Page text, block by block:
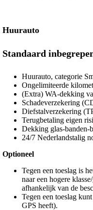
Huurauto
Standaard
Huurauto, categorie
Ongelimiteerde
(Extra) WA-dekking
Schadeverzekering
Diefstalverzekering
Terugbetaling eigen
Dekking glas-banden-
24/7 Nederlandstalig
Optioneel
Tegen een toeslag is
naar een hogere
afhankelijk van de
Tegen een toeslag
GPS heeft).